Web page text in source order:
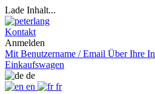
Lade Inhalt...
Kontakt
Anmelden
Mit Benutzername / Email Über Ihre
Einkaufswagen
de
en
fr